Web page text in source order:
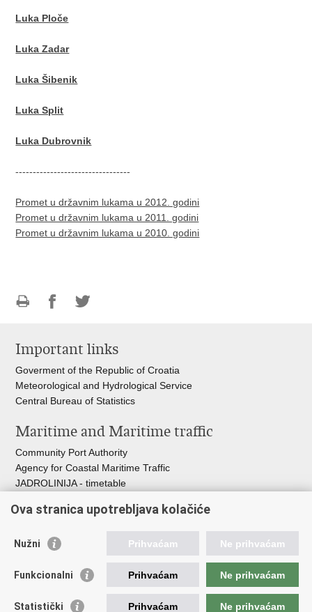
Luka Ploče
Luka Zadar
Luka Šibenik
Luka Split
Luka Dubrovnik
---------------------------------
Promet u državnim lukama u 2012. godini
Promet u državnim lukama u 2011. godini
Promet u državnim lukama u 2010. godini
page
FacebookTwitteru
Important links
Goverment of the Republic of Croatia
Meteorological and Hydrological Service
Central Bureau of Statistics
Maritime and Maritime traffic
Community Port Authority
Agency for Coastal Maritime Traffic
JADROLINIJA - timetable
Croatian Motorways
Bus station Zagreb
Ova stranica upotrebljava kolačiće
Nužni Prihvaćam Ne prihvaćam
Funkcionalni Prihvaćam Ne prihvaćam
Statistički Prihvaćam Ne prihvaćam